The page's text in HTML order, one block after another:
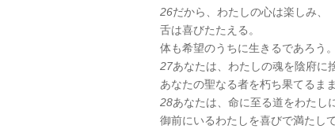
26だから、わたしの心は楽しみ、
舌は喜びたたえる。
体も希望のうちに生きるであろう。
27あなたは、わたしの魂を陰府に
あなたの聖なる者を朽ち果てるま
28あなたは、命に至る道をわたし
御前にいるわたしを喜びで満たし